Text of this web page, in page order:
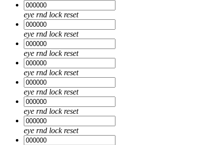
eye rnd lock reset
eye rnd lock reset
eye rnd lock reset
eye rnd lock reset
eye rnd lock reset
eye rnd lock reset
eye rnd lock reset